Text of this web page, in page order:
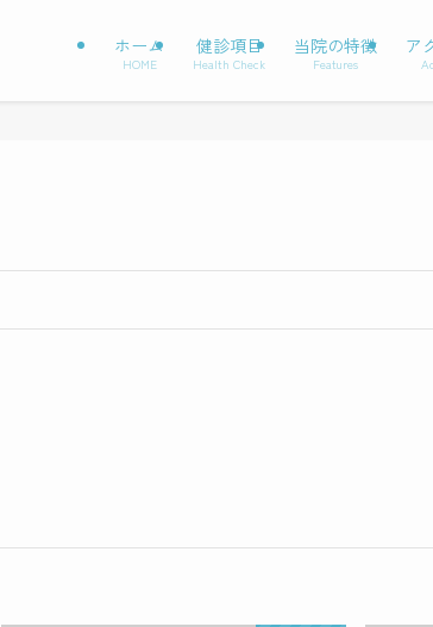
ホーム
HOME
健診項目
Health Check
当院の特徴
Features
ア